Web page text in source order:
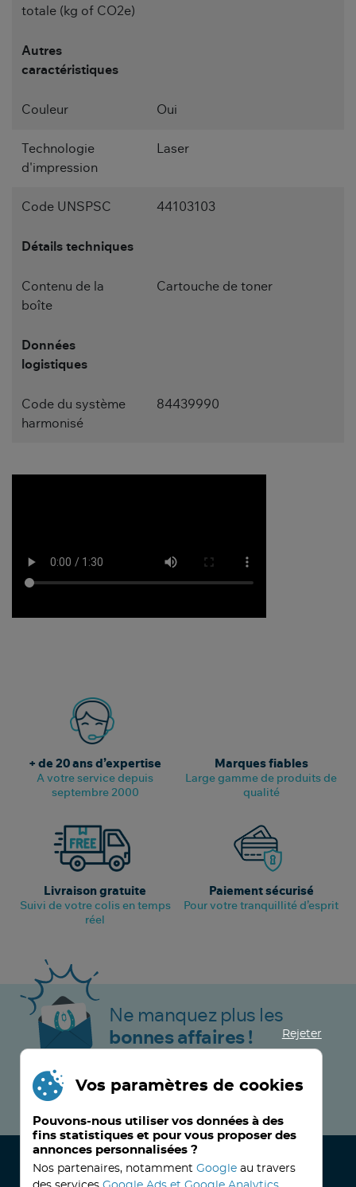
totale (kg of CO2e)
Autres
caractéristiques
Couleur Oui
Technologie
d'impression
Laser
Code UNSPSC 44103103
Détails techniques
Contenu de la
boîte
Cartouche de toner
Données
logistiques
Code du système
harmonisé
84439990
+ de 20 ans d’expertise
A votre service depuis
septembre 2000
Marques fiables
Large gamme de produits de
qualité
Livraison gratuite
Suivi de votre colis en temps
réel
Paiement sécurisé
Pour votre tranquillité d’esprit
Ne manquez plus les
bonnes affaires !
JE M’INSCRIS MAINTENANT !
Rejeter
Vos paramètres de cookies
Pouvons-nous utiliser vos données à des
fins statistiques et pour vous proposer des
annonces personnalisées ?
Nos partenaires, notamment Google au travers